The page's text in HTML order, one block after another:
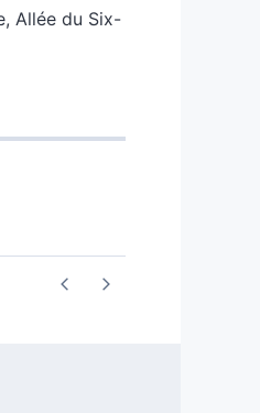
Allée du Six-